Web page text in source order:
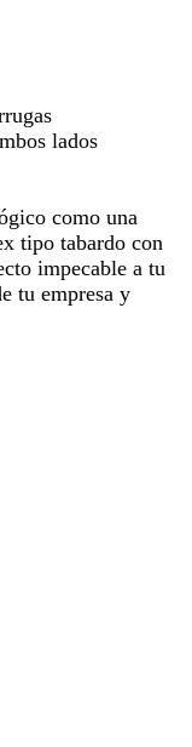
lados
como una
tipo tabardo con
impecable a tu
tu empresa y